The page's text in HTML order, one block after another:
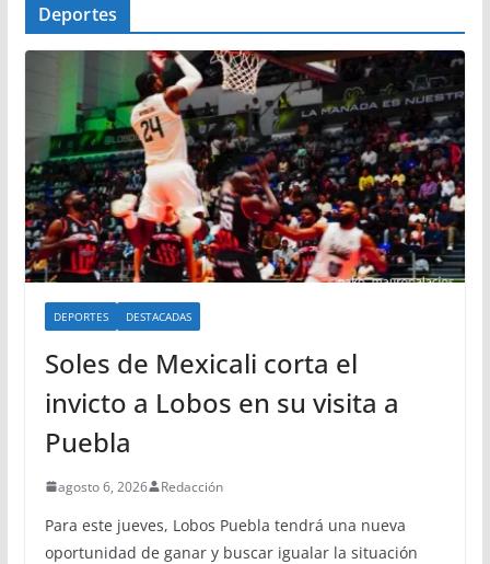
Deportes
DEPORTES DESTACADAS
Soles de Mexicali corta el
invicto a Lobos en su visita a
Puebla
agosto 6, 2026 Redacción
Para este jueves, Lobos Puebla tendrá una nueva
oportunidad de ganar y buscar igualar la situación